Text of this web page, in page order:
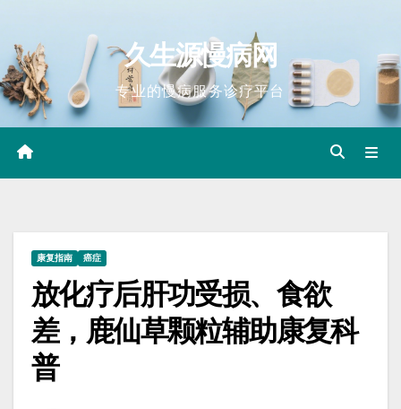
content
久生源慢病网
专业的慢病服务诊疗平台
康复指南 癌症
放化疗后肝功受损、食欲
差，鹿仙草颗粒辅助康复科
普